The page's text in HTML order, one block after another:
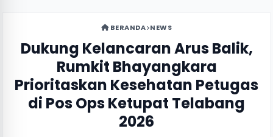
BERANDA NEWS
Dukung Kelancaran Arus Balik,
Rumkit Bhayangkara
Prioritaskan Kesehatan Petugas
di Pos Ops Ketupat Telabang
2026